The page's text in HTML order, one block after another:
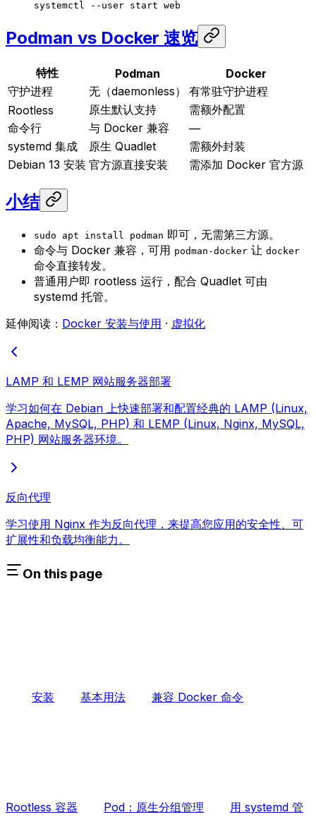
systemctl --user start web
Podman vs Docker 速览
特性 Podman
Docker
守护进程
无（daemonless）
有常驻守护进程
Rootless
原生默认支持
需额外配置
命令行
与 Docker 兼容
—
systemd 集成
原生 Quadlet
需额外封装
Debian 13 安装 官方源直接安装 需添加 Docker 官方源
小结
sudo apt install podman 即可，无需第三方源。
命令与 Docker 兼容，可用 podman-docker 让 docker
命令直接转发。
普通用户即 rootless 运行，配合 Quadlet 可由
systemd 托管。
延伸阅读： Docker 安装与使用 · 虚拟化
LAMP 和 LEMP 网站服务器部署
学习如何在 Debian 上快速部署和配置经典的 LAMP (Linux,
Apache, MySQL, PHP) 和 LEMP (Linux, Nginx, MySQL,
PHP) 网站服务器环境。
反向代理
学习使用 Nginx 作为反向代理，来提高您应用的安全性、可
扩展性和负载均衡能力。
On this page
安装 基本用法 兼容 Docker 命令
Rootless 容器 Pod：原生分组管理 用 systemd 管